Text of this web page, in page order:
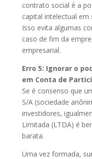
contrato social é a
capital intelectual
Isso evita algumas
caso de fim da
empresarial.
Erro 5: Ignorar o
em Conta de
Se é consenso que
S/A (sociedade
investidores,
Limitada (LTDA) é
barata.
Uma vez formada,